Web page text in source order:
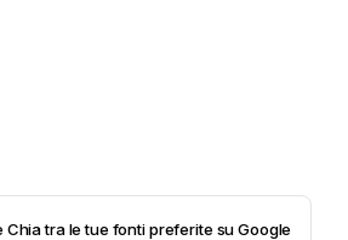
Chia tra le tue fonti preferite su Google